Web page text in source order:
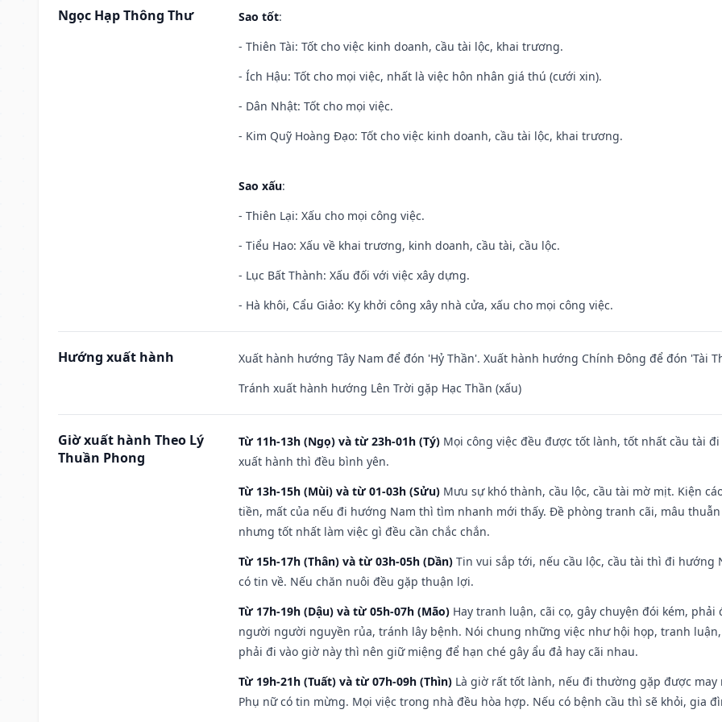
Ngọc Hạp Thông Thư Sao tốt:
- Thiên Tài: Tốt cho việc kinh doanh, cầu tài lộc, khai trương.
- Ích Hậu: Tốt cho mọi việc, nhất là việc hôn nhân giá thú (cưới xin).
- Dân Nhật: Tốt cho mọi việc.
- Kim Quỹ Hoàng Đạo: Tốt cho việc kinh doanh, cầu tài lộc, khai trương.
Sao xấu:
- Thiên Lại: Xấu cho mọi công việc.
- Tiểu Hao: Xấu về khai trương, kinh doanh, cầu tài, cầu lộc.
- Lục Bất Thành: Xấu đối với việc xây dựng.
- Hà khôi, Cẩu Giảo: Kỵ khởi công xây nhà cửa, xấu cho mọi công việc.
Hướng xuất hành
Xuất hành hướng Tây Nam để đón 'Hỷ Thần'. Xuất hành hướng Chính Đông để đón 'Tài
Tránh xuất hành hướng Lên Trời gặp Hạc Thần (xấu)
Giờ xuất hành Theo Lý
Thuần Phong
Từ 11h-13h (Ngọ) và từ 23h-01h (Tý) Mọi công việc đều được tốt lành, tốt nhất cầu tài
xuất hành thì đều bình yên.
Từ 13h-15h (Mùi) và từ 01-03h (Sửu) Mưu sự khó thành, cầu lộc, cầu tài mờ mịt. Kiện
tiền, mất của nếu đi hướng Nam thì tìm nhanh mới thấy. Đề phòng tranh cãi, mâu
nhưng tốt nhất làm việc gì đều cần chắc chắn.
Từ 15h-17h (Thân) và từ 03h-05h (Dần) Tin vui sắp tới, nếu cầu lộc, cầu tài thì đi
có tin về. Nếu chăn nuôi đều gặp thuận lợi.
Từ 17h-19h (Dậu) và từ 05h-07h (Mão) Hay tranh luận, cãi cọ, gây chuyện đói kém,
người người nguyền rủa, tránh lây bệnh. Nói chung những việc như hội họp, tranh
phải đi vào giờ này thì nên giữ miệng để hạn ché gây ẩu đả hay cãi nhau.
Từ 19h-21h (Tuất) và từ 07h-09h (Thìn) Là giờ rất tốt lành, nếu đi thường gặp được
Phụ nữ có tin mừng. Mọi việc trong nhà đều hòa hợp. Nếu có bệnh cầu thì sẽ khỏi, gia